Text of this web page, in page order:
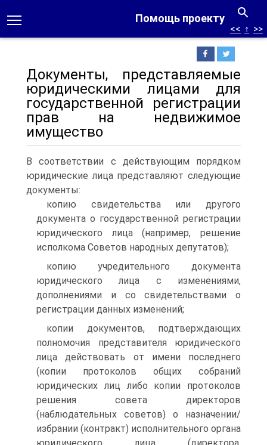
Помощь проекту
<< ↑ >>
Документы, представляемые
юридическими лицами для
государственной регистрации
прав на недвижимое
имущество
В соответствии с действующим порядком
юридические лица представляют следующие
документы:
копию свидетельства или другого
документа о государственной регистрации
юридического лица (например, решение
исполкома Советов народных депутатов);
копию учредительного документа
юридического лица с изменениями,
дополнениями и со свидетельствами о
регистрации данных изменений;
копии документов, подтверждающих
полномочия представителя юридического
лица действовать от имени последнего
(копии протоколов общих собраний
юридических лиц либо копии протоколов
решения совета директоров
(наблюдательных советов) о назначении/
избрании (контракт) исполнительного органа